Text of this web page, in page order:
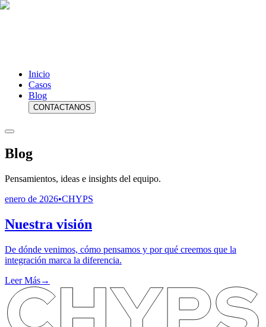
Inicio
Casos
Blog
CONTACTANOS
Blog
Pensamientos, ideas e insights del equipo.
enero de 2026•CHYPS
Nuestra visión
De dónde venimos, cómo pensamos y por qué creemos que la
integración marca la diferencia.
Leer Más→